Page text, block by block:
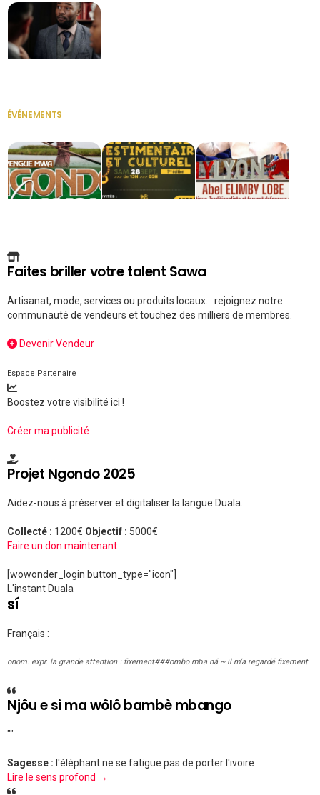
ÉVÉNEMENTS
Faites briller votre talent Sawa
Artisanat, mode, services ou produits locaux... rejoignez notre
communauté de vendeurs et touchez des milliers de membres.
Devenir Vendeur
Espace Partenaire
Boostez votre visibilité ici !
Créer ma publicité
Projet Ngondo 2025
Aidez-nous à préserver et digitaliser la langue Duala.
Collecté : 1200€ Objectif : 5000€
Faire un don maintenant
[wowonder_login button_type="icon"]
L'instant Duala
sí
Français :
onom. expr. la grande attention : fixement###ombo mɓa ná ~ il m'a regardé fixement
Njôu e si ma wôlô bambè mbango
""
Sagesse : l'éléphant ne se fatigue pas de porter l'ivoire
Lire le sens profond →